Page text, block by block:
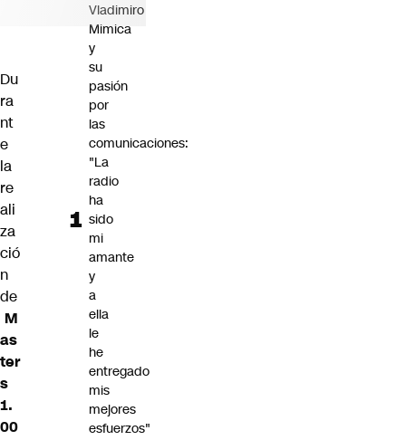
Du
ra
nt
e
la
re
ali
za
ció
n
de
M
as
ter
s
1.
00
Vladimiro
Mimica
y
su
pasión
por
las
comunicaciones:
"La
radio
ha
sido
mi
amante
y
a
ella
le
he
entregado
mis
mejores
esfuerzos"